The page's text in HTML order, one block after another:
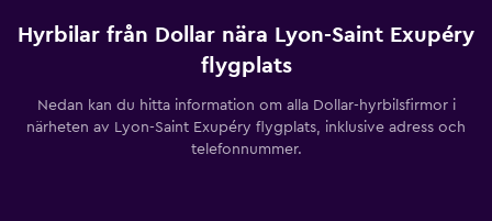
Hyrbilar från Dollar nära Lyon-Saint Exupéry
flygplats
Nedan kan du hitta information om alla Dollar-hyrbilsfirmor i
närheten av Lyon-Saint Exupéry flygplats, inklusive adress och
telefonnummer.